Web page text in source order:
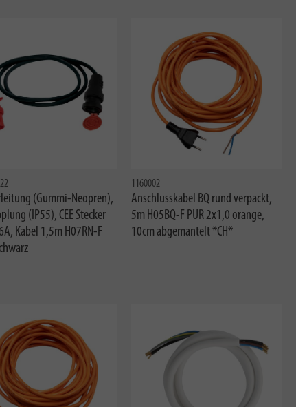
(Gummi-Neopren),
(IP55), CEE Stecker
Kabel 1,5m H07RN-F
1160002
Anschlusskabel BQ rund verpackt,
5m H05BQ-F PUR 2x1,0 orange,
10cm abgemantelt *CH*